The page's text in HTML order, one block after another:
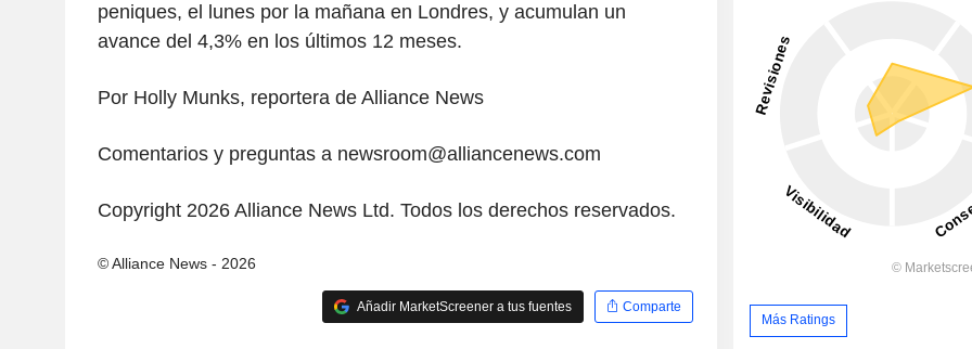
peniques, el lunes por la mañana en Londres, y acumulan un
avance del 4,3% en los últimos 12 meses.
Por Holly Munks, reportera de Alliance News
Comentarios y preguntas a newsroom@alliancenews.com
Copyright 2026 Alliance News Ltd. Todos los derechos reservados.
© Alliance News - 2026
Añadir MarketScreener a tus fuentes Comparte
Más Ratings